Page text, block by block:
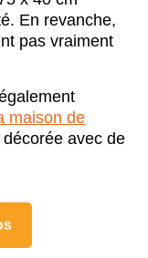
En revanche,
pas vraiment
maison de
avec de